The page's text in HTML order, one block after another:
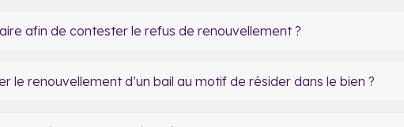
afin de contester le refus de renouvellement ?
le renouvellement d’un bail au motif de résider dans le bien ?